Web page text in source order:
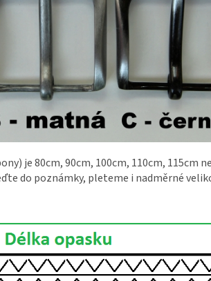
je 80cm, 90cm, 100cm, 110cm, 115cm
do poznámky, pleteme i nadměrné